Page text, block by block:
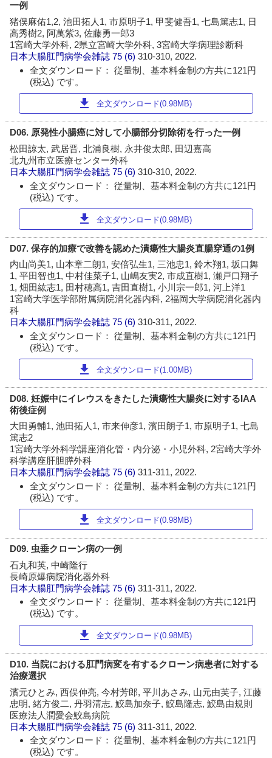
一例
猪俣麻佑1,2, 池田拓人1, 市原明子1, 甲斐健吾1, 七島篤志1, 日
高秀樹2, 阿萬紫3, 佐藤勇一郎3
1宮崎大学外科, 2県立宮崎大学外科, 3宮崎大学病理診断科
日本大腸肛門病学会雑誌 75 (6)310-310, 2022.
全文ダウンロード： 従量制、基本料金制の方共に121円
(税込) です。
download 全文ダウンロード(0.98MB)
D06. 原発性小腸癌に対して小腸部分切除術を行った一例
松田諒太, 武居晋, 北浦良樹, 永井俊太郎, 田辺嘉高
北九州市立医療センター外科
日本大腸肛門病学会雑誌 75 (6)310-310, 2022.
全文ダウンロード： 従量制、基本料金制の方共に121円
(税込) です。
download 全文ダウンロード(0.98MB)
D07. 保存的加療で改善を認めた潰瘍性大腸炎直腸穿通の1例
内山尚美1, 山本章二朗1, 安倍弘生1, 三池忠1, 鈴木翔1, 坂口舞
1, 平田智也1, 中村佳菜子1, 山嶋友実2, 市成直樹1, 瀬戸口翔子
1, 畑田紘志1, 田村穂高1, 吉田直樹1, 小川宗一郎1, 河上洋1
1宮崎大学医学部附属病院消化器内科, 2福岡大学病院消化器内
科
日本大腸肛門病学会雑誌 75 (6)310-311, 2022.
全文ダウンロード： 従量制、基本料金制の方共に121円
(税込) です。
download 全文ダウンロード(1.00MB)
D08. 妊娠中にイレウスをきたした潰瘍性大腸炎に対するIAA
術後症例
大田勇輔1, 池田拓人1, 市来伸彦1, 濱田朗子1, 市原明子1, 七島
篤志2
1宮崎大学外科学講座消化管・内分泌・小児外科, 2宮崎大学外
科学講座肝胆膵外科
日本大腸肛門病学会雑誌 75 (6)311-311, 2022.
全文ダウンロード： 従量制、基本料金制の方共に121円
(税込) です。
download 全文ダウンロード(0.98MB)
D09. 虫垂クローン病の一例
石丸和英, 中崎隆行
長崎原爆病院消化器外科
日本大腸肛門病学会雑誌 75 (6)311-311, 2022.
全文ダウンロード： 従量制、基本料金制の方共に121円
(税込) です。
download 全文ダウンロード(0.98MB)
D10. 当院における肛門病変を有するクローン病患者に対する
治療選択
濱元ひとみ, 西俣伸亮, 今村芳郎, 平川あさみ, 山元由芙子, 江藤
忠明, 緒方俊二, 丹羽清志, 鮫島加奈子, 鮫島隆志, 鮫島由規則
医療法人潤愛会鮫島病院
日本大腸肛門病学会雑誌 75 (6)311-311, 2022.
全文ダウンロード： 従量制、基本料金制の方共に121円
(税込) です。